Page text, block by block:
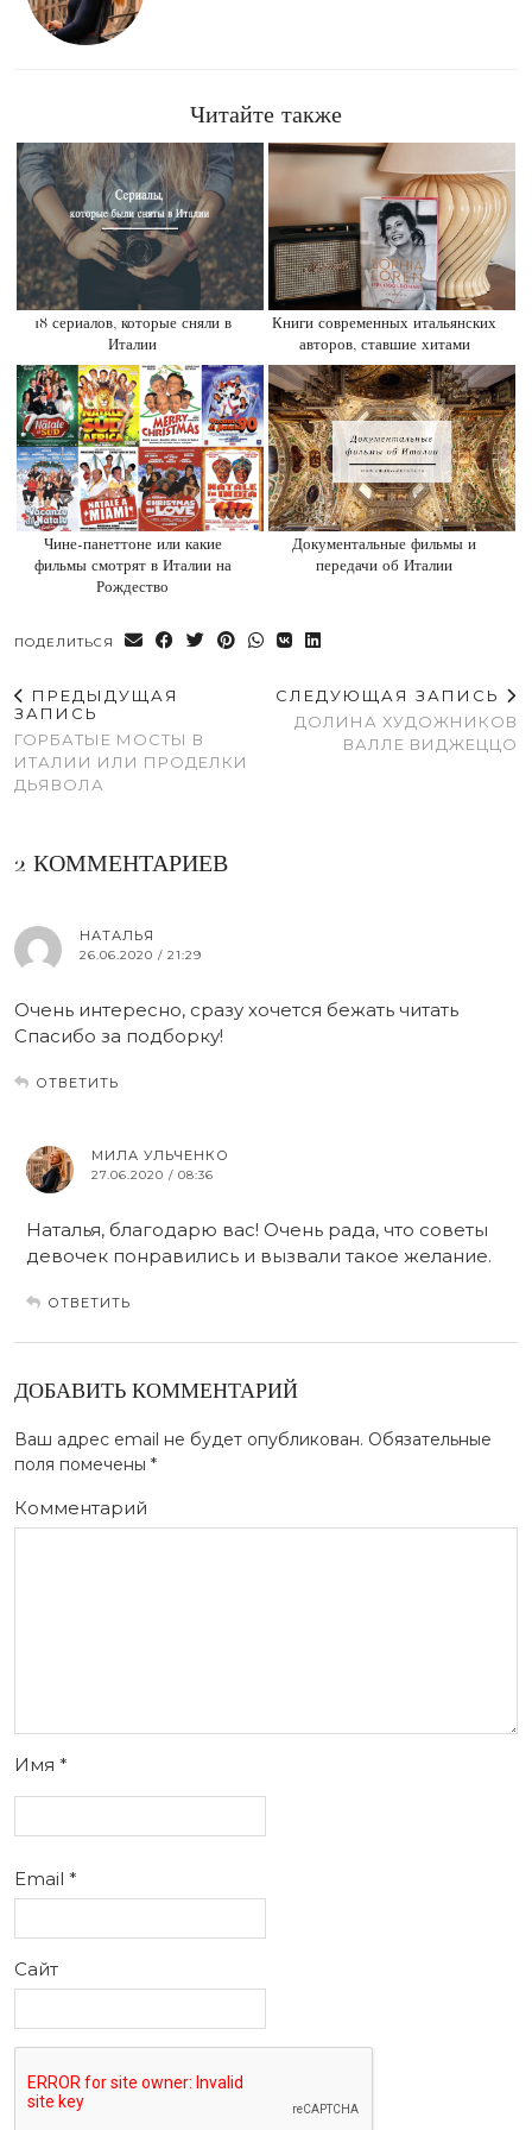
Читайте также
18 сериалов, которые сняли в
Италии
Книги современных итальянских
авторов, ставшие хитами
Чине-панеттоне или какие
фильмы смотрят в Италии на
Рождество
Документальные фильмы и
передачи об Италии
ПОДЕЛИТЬСЯ
ПРЕДЫДУЩАЯ
ЗАПИСЬ
ГОРБАТЫЕ МОСТЫ В
ИТАЛИИ ИЛИ ПРОДЕЛКИ
ДЬЯВОЛА
СЛЕДУЮЩАЯ ЗАПИСЬ
ДОЛИНА ХУДОЖНИКОВ
ВАЛЛЕ ВИДЖЕЦЦО
2 КОММЕНТАРИЕВ
НАТАЛЬЯ
26.06.2020 / 21:29
Очень интересно, сразу хочется бежать читать
Спасибо за подборку!
ОТВЕТИТЬ
МИЛА УЛЬЧЕНКО
27.06.2020 / 08:36
Наталья, благодарю вас! Очень рада, что советы
девочек понравились и вызвали такое желание.
ОТВЕТИТЬ
ДОБАВИТЬ КОММЕНТАРИЙ
Ваш адрес email не будет опубликован. Обязательные
поля помечены *
Комментарий
Имя *
Email *
Сайт